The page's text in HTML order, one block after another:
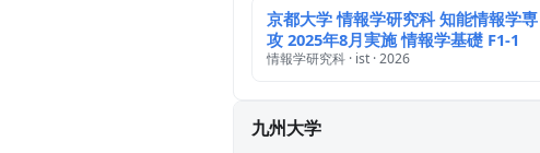
京都大学 情報学研究科 知能情報学専
攻 2025年8月実施 情報学基礎 F1-1
情報学研究科 · ist · 2026
九州大学